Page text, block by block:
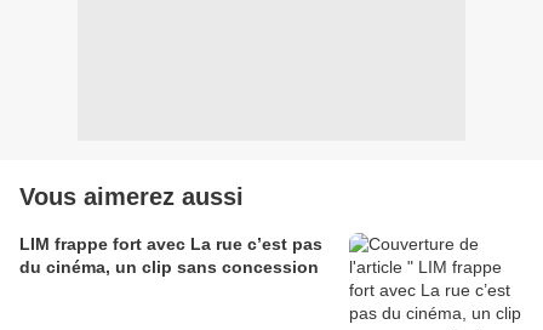
Vous aimerez aussi
LIM frappe fort avec La rue c’est pas
du cinéma, un clip sans concession